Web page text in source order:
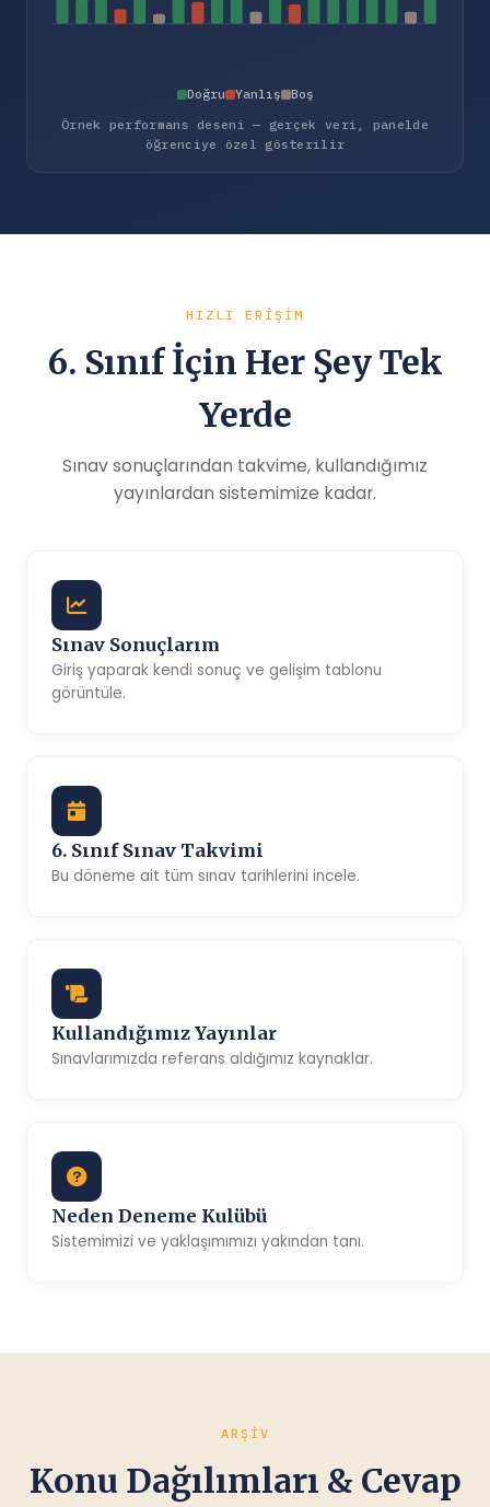
Doğru Yanlış Boş
Örnek performans deseni — gerçek veri, panelde
öğrenciye özel gösterilir
HIZLI ERIŞIM
6. Sınıf İçin Her Şey Tek
Yerde
Sınav sonuçlarından takvime, kullandığımız
yayınlardan sistemimize kadar.
Sınav Sonuçlarım
Giriş yaparak kendi sonuç ve gelişim tablonu
görüntüle.
6. Sınıf Sınav Takvimi
Bu döneme ait tüm sınav tarihlerini incele.
Kullandığımız Yayınlar
Sınavlarımızda referans aldığımız kaynaklar.
Neden Deneme Kulübü
Sistemimizi ve yaklaşımımızı yakından tanı.
ARŞIV
Konu Dağılımları & Cevap